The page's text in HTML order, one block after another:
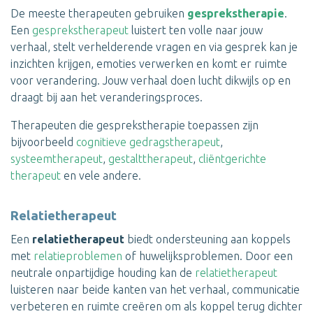
De meeste therapeuten gebruiken gesprekstherapie.
Een gesprekstherapeut luistert ten volle naar jouw
verhaal, stelt verhelderende vragen en via gesprek kan je
inzichten krijgen, emoties verwerken en komt er ruimte
voor verandering. Jouw verhaal doen lucht dikwijls op en
draagt bij aan het veranderingsproces.
Therapeuten die gesprekstherapie toepassen zijn
bijvoorbeeld cognitieve gedragstherapeut,
systeemtherapeut, gestalttherapeut, cliëntgerichte
therapeut en vele andere.
Relatietherapeut
Een relatietherapeut biedt ondersteuning aan koppels
met relatieproblemen of huwelijksproblemen. Door een
neutrale onpartijdige houding kan de relatietherapeut
luisteren naar beide kanten van het verhaal, communicatie
verbeteren en ruimte creëren om als koppel terug dichter